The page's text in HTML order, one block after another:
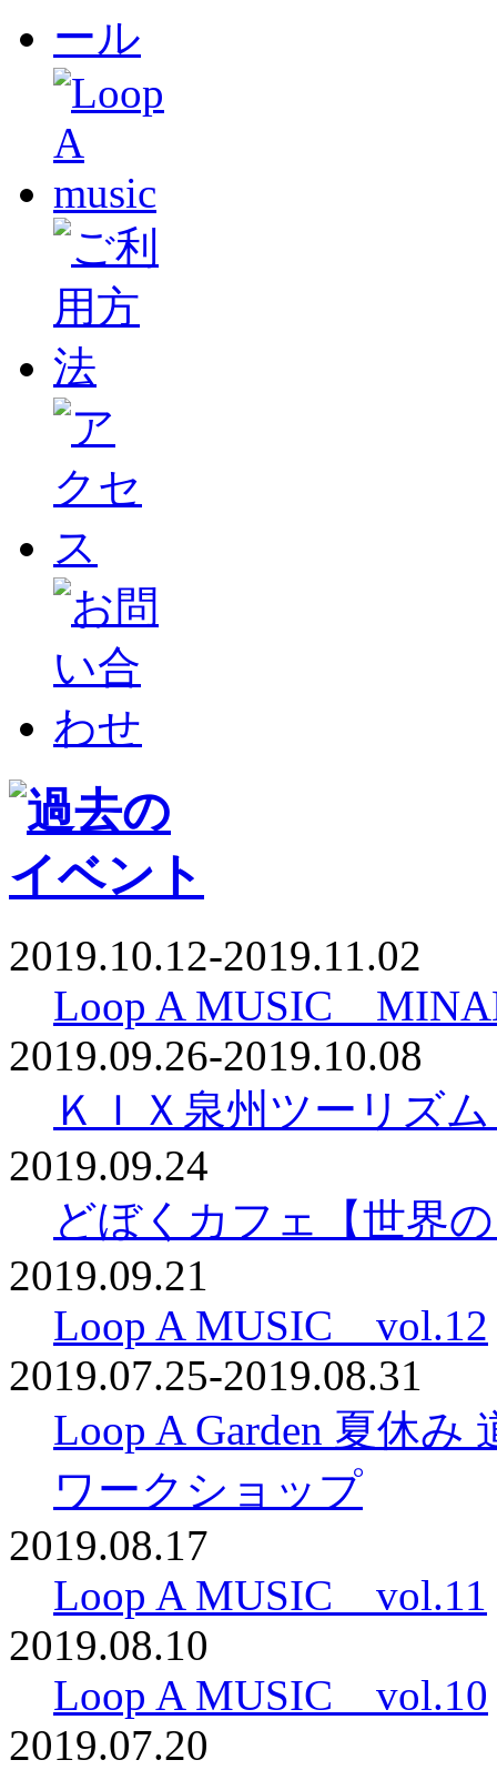
2019.10.12-2019.11.02
Loop A MUSIC
2019.09.26-2019.10.08
ＫＩＸ泉州ツーリズ
2019.09.24
どぼくカフェ【世界
2019.09.21
Loop A MUSIC vol.12
2019.07.25-2019.08.31
Loop A Garden 夏休
ワークショップ
2019.08.17
Loop A MUSIC vol.11
2019.08.10
Loop A MUSIC vol.10
2019.07.20